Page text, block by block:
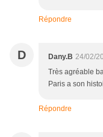
Répondre
D Dany.B 24/02/
Très agréable
Paris a son
Répondre